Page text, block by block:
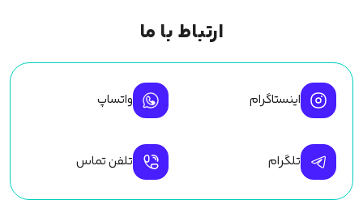
ارتباط با ما
اینستاگرام واتساپ
تلگرام تلفن تماس